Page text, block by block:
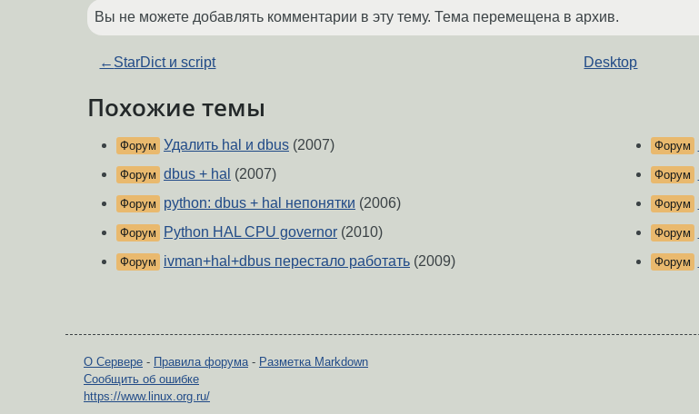
Вы не можете добавлять комментарии в эту тему. Тема перемещена в архив.
← StarDict и script Desktop
Похожие темы
Форум Удалить hal и dbus (2007)
Форум dbus + hal (2007)
Форум python: dbus + hal непонятки (2006)
Форум Python HAL CPU governor (2010)
Форум ivman+hal+dbus перестало работать (2009)
Форум
Форум
Форум
Форум
Форум
О Сервере - Правила форума- Разметка Markdown
Сообщить об ошибке
https://www.linux.org.ru/